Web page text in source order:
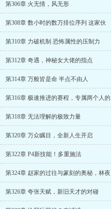
第306章 火无情，风无形
第308章 数小时的数万排位序列 这家伙
第310章 力破机制 恐怖属性的压制力
第312章 奇遇，神秘女大佬的指点
第314章 万般皆是命 半点不由人
第316章 极速推进的赛程，专属两个人的
第318章 无法理解的极致力量
第320章 万众瞩目，全新人生开启
第322章 P4新技能！多重施法
第324章 赵家的过往与篆刻的奥秘，林夜
第326章 夸张天赋，新旧天才的对碰